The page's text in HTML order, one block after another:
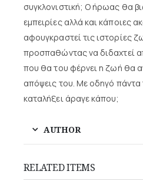
συγκλονιστική; Ο ήρωας θα
εμπειρίες αλλά και κάποιες
αφουγκραστεί τις ιστορίες
προσπαθώντας να διδαχτεί
που θα του φέρνει η ζωή θα
απόψεις του. Με οδηγό
καταλήξει άραγε κάπου;
AUTHOR
RELATED ITEMS